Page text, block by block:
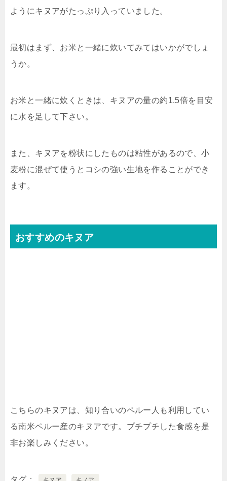
ようにキヌアがたっぷり入っていました。
最初はまず、お米と一緒に炊いてみてはいかがでしょ
うか。
お米と一緒に炊くときは、キヌアの量の約1.5倍を目安
に水を足して下さい。
また、キヌアを粉状にしたものは粘性があるので、小
麦粉に混ぜて使うとコシの強い生地を作ることができ
ます。
おすすめのキヌア
こちらのキヌアは、知り合いのペルー人も利用してい
る南米ペルー産のキヌアです。プチプチした食感を是
非お楽しみください。